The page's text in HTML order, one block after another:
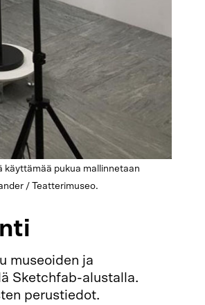
käyttämää pukua mallinnetaan
/ Teatterimuseo.
museoiden ja
Sketchfab-alustalla.
perustiedot.